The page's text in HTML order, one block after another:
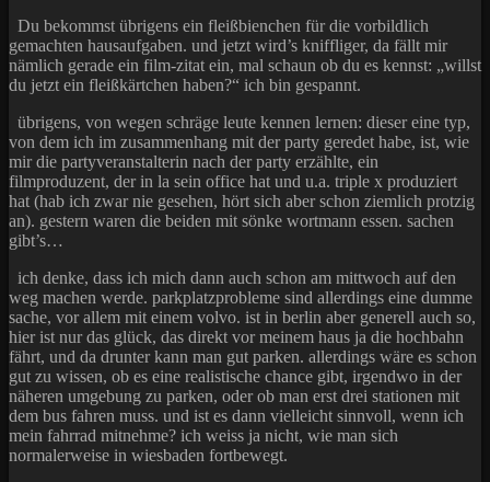
Du bekommst übrigens ein fleißbienchen für die vorbildlich
gemachten hausaufgaben. und jetzt wird’s kniffliger, da fällt mir
nämlich gerade ein film-zitat ein, mal schaun ob du es kennst: „willst
du jetzt ein fleißkärtchen haben?“ ich bin gespannt.
übrigens, von wegen schräge leute kennen lernen: dieser eine typ,
von dem ich im zusammenhang mit der party geredet habe, ist, wie
mir die partyveranstalterin nach der party erzählte, ein
filmproduzent, der in la sein office hat und u.a. triple x produziert
hat (hab ich zwar nie gesehen, hört sich aber schon ziemlich protzig
an). gestern waren die beiden mit sönke wortmann essen. sachen
gibt’s…
ich denke, dass ich mich dann auch schon am mittwoch auf den
weg machen werde. parkplatzprobleme sind allerdings eine dumme
sache, vor allem mit einem volvo. ist in berlin aber generell auch so,
hier ist nur das glück, das direkt vor meinem haus ja die hochbahn
fährt, und da drunter kann man gut parken. allerdings wäre es schon
gut zu wissen, ob es eine realistische chance gibt, irgendwo in der
näheren umgebung zu parken, oder ob man erst drei stationen mit
dem bus fahren muss. und ist es dann vielleicht sinnvoll, wenn ich
mein fahrrad mitnehme? ich weiss ja nicht, wie man sich
normalerweise in wiesbaden fortbewegt.